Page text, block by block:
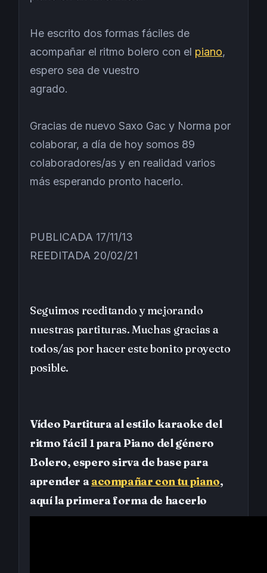
He escrito dos formas fáciles de
acompañar el ritmo bolero con el piano,
espero sea de vuestro
agrado.
Gracias de nuevo Saxo Gac y Norma por
colaborar, a día de hoy somos 89
colaboradores/as y en realidad varios
más esperando pronto hacerlo.
PUBLICADA 17/11/13
REEDITADA 20/02/21
Seguimos reeditando y mejorando
nuestras partituras. Muchas gracias a
todos/as por hacer este bonito proyecto
posible.
Vídeo Partitura al estilo karaoke del
ritmo fácil 1 para Piano del género
Bolero, espero sirva de base para
aprender aacompañar con tu piano,
aquí la primera forma de hacerlo